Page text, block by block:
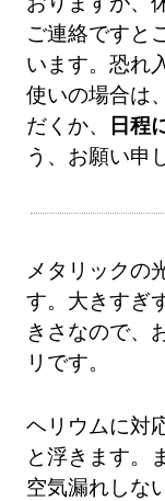
ご連絡ですと
います。恐れ
使いの場合は、
だくか、
日程
う、お願い申
メタリックの
す。大きすぎ
きさなので、
リです。
ヘリウムに対
と浮きます。
空気漏れしな